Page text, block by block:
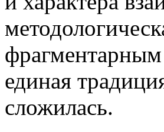
единая
сложилась.